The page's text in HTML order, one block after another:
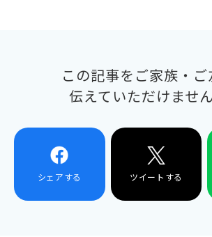
この記事をご家族・ご
伝えていただけませ
シェアする ツイートする